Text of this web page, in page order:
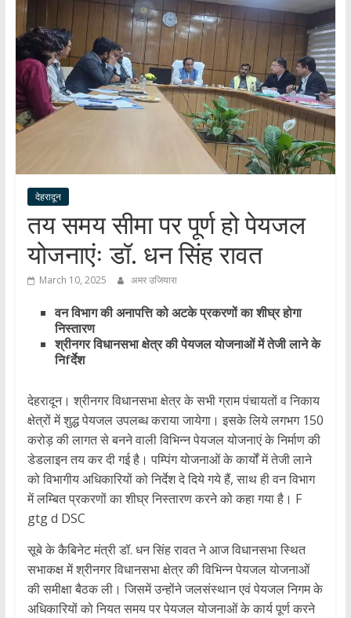
हर
खबर
सच्ची
खबर
।
सबकी
देहरादून
तय समय सीमा पर पूर्ण हो पेयजल
योजनाएंः डॉ. धन सिंह रावत
March 10, 2025 अमर उजियारा
वन विभाग की अनापत्ति को अटके प्रकरणों का शीघ्र होगा
निस्तारण
श्रीनगर विधानसभा क्षेत्र की पेयजल योजनाओं में तेजी लाने के
निfर्देश
देहरादून। श्रीनगर विधानसभा क्षेत्र के सभी ग्राम पंचायतों व निकाय
क्षेत्रों में शुद्ध पेयजल उपलब्ध कराया जायेगा। इसके लिये लगभग 150
करोड़ की लागत से बनने वाली विभिन्न पेयजल योजनाएं के निर्माण की
डेडलाइन तय कर दी गई है। पम्पिंग योजनाओं के कार्यों में तेजी लाने
को विभागीय अधिकारियों को निर्देश दे दिये गये हैं, साथ ही वन विभाग
में लम्बित प्रकरणों का शीघ्र निस्तारण करने को कहा गया है। F
gtg d DSC
सूबे के कैबिनेट मंत्री डॉ. धन सिंह रावत ने आज विधानसभा स्थित
सभाकक्ष में श्रीनगर विधानसभा क्षेत्र की विभिन्न पेयजल योजनाओं
की समीक्षा बैठक ली। जिसमें उन्होंने जलसंस्थान एवं पेयजल निगम के
अधिकारियों को नियत समय पर पेयजल योजनाओं के कार्य पूर्ण करने